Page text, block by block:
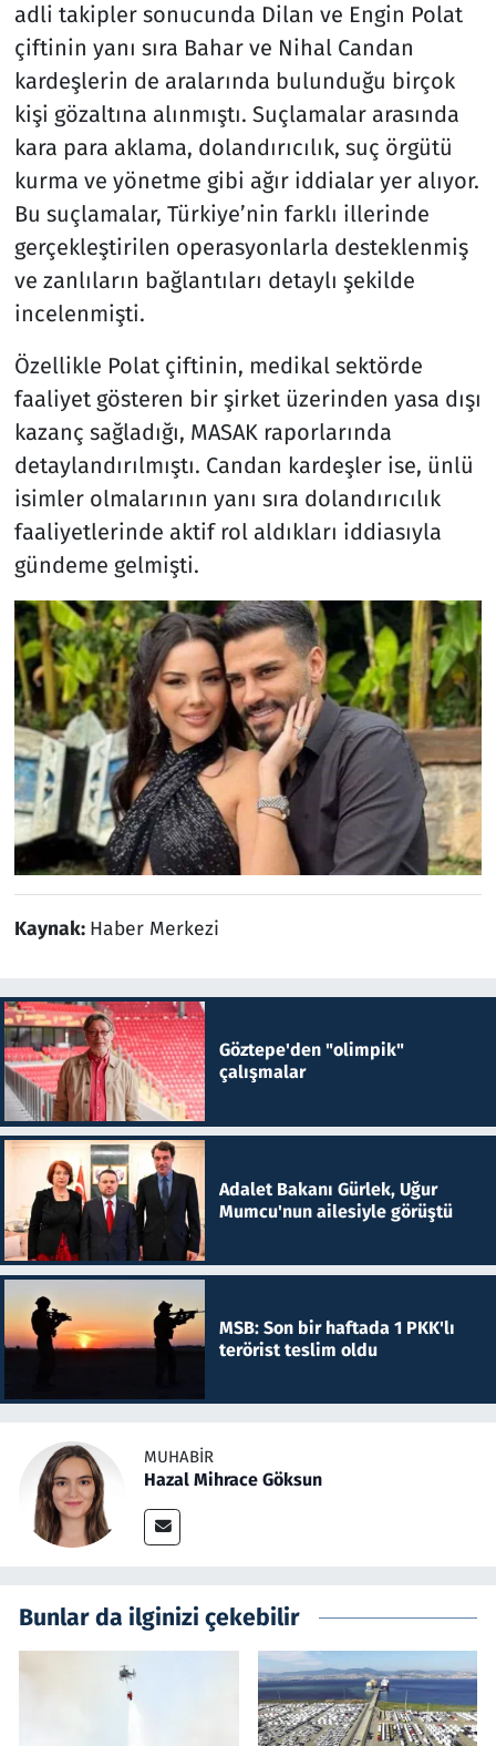
adli takipler sonucunda Dilan ve Engin Polat
çiftinin yanı sıra Bahar ve Nihal Candan
kardeşlerin de aralarında bulunduğu birçok
kişi gözaltına alınmıştı. Suçlamalar arasında
kara para aklama, dolandırıcılık, suç örgütü
kurma ve yönetme gibi ağır iddialar yer alıyor.
Bu suçlamalar, Türkiye’nin farklı illerinde
gerçekleştirilen operasyonlarla desteklenmiş
ve zanlıların bağlantıları detaylı şekilde
incelenmişti.
Özellikle Polat çiftinin, medikal sektörde
faaliyet gösteren bir şirket üzerinden yasa dışı
kazanç sağladığı, MASAK raporlarında
detaylandırılmıştı. Candan kardeşler ise, ünlü
isimler olmalarının yanı sıra dolandırıcılık
faaliyetlerinde aktif rol aldıkları iddiasıyla
gündeme gelmişti.
Kaynak: Haber Merkezi
Göztepe'den "olimpik"
çalışmalar
Adalet Bakanı Gürlek, Uğur
Mumcu'nun ailesiyle görüştü
MSB: Son bir haftada 1 PKK'lı
terörist teslim oldu
MUHABIR
Hazal Mihrace Göksun
Bunlar da ilginizi çekebilir